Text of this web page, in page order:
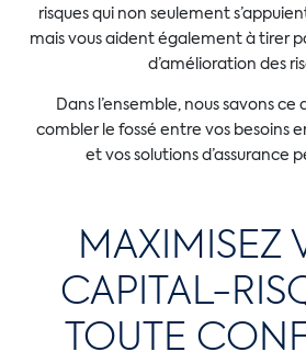
risques qui non seulement
mais vous aident également à tirer
d’amélioration des
Dans l’ensemble, nous savons ce
combler le fossé entre vos besoins
et vos solutions d’assurance
MAXIMISEZ
CAPITAL-
TOUTE